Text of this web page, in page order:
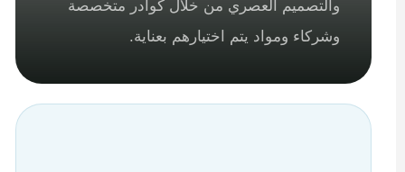
والتصميم العصري من خلال كوادر متخصصة
وشركاء ومواد يتم اختيارهم بعناية.